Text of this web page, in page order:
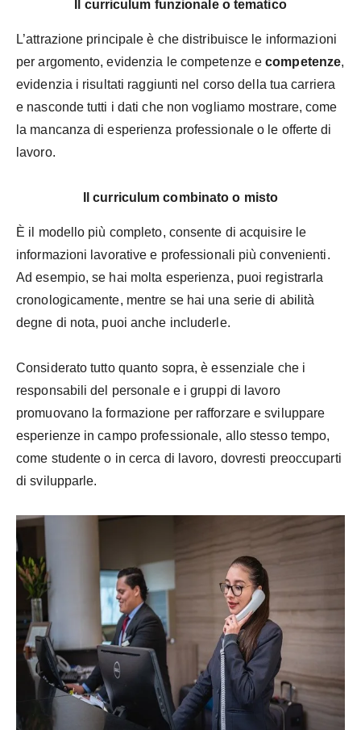
Il curriculum funzionale o tematico
L’attrazione principale è che distribuisce le informazioni
per argomento, evidenzia le competenze ecompetenze,
evidenzia i risultati raggiunti nel corso della tua carriera
e nasconde tutti i dati che non vogliamo mostrare, come
la mancanza di esperienza professionale o le offerte di
lavoro.
Il curriculum combinato o misto
È il modello più completo, consente di acquisire le
informazioni lavorative e professionali più convenienti.
Ad esempio, se hai molta esperienza, puoi registrarla
cronologicamente, mentre se hai una serie di abilità
degne di nota, puoi anche includerle.
Considerato tutto quanto sopra, è essenziale che i
responsabili del personale e i gruppi di lavoro
promuovano la formazione per rafforzare e sviluppare
esperienze in campo professionale, allo stesso tempo,
come studente o in cerca di lavoro, dovresti preoccuparti
di svilupparle.